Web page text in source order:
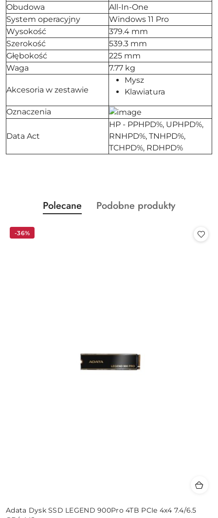
Obudowa
All-In-One
System operacyjny
Windows 11 Pro
Wysokość
379.4 mm
Szerokość
539.3 mm
Głębokość
225 mm
Waga
7.77 kg
Akcesoria w zestawie
Mysz
Klawiatura
Oznaczenia
Data Act
HP - PPHPD%, UPHPD%,
RNHPD%, TNHPD%,
TCHPD%, RDHPD%
Pomiń karuzelę produktów
Produkty
o
Polecane
Produkty
Podobne produkty
Adata Dysk SSD LEGEND 900Pro 4TB PCIe 4x4 7.4/6.5
-36%